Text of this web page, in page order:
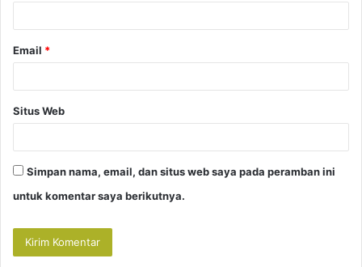
Email *
Situs Web
Simpan nama, email, dan situs web saya pada peramban ini
untuk komentar saya berikutnya.